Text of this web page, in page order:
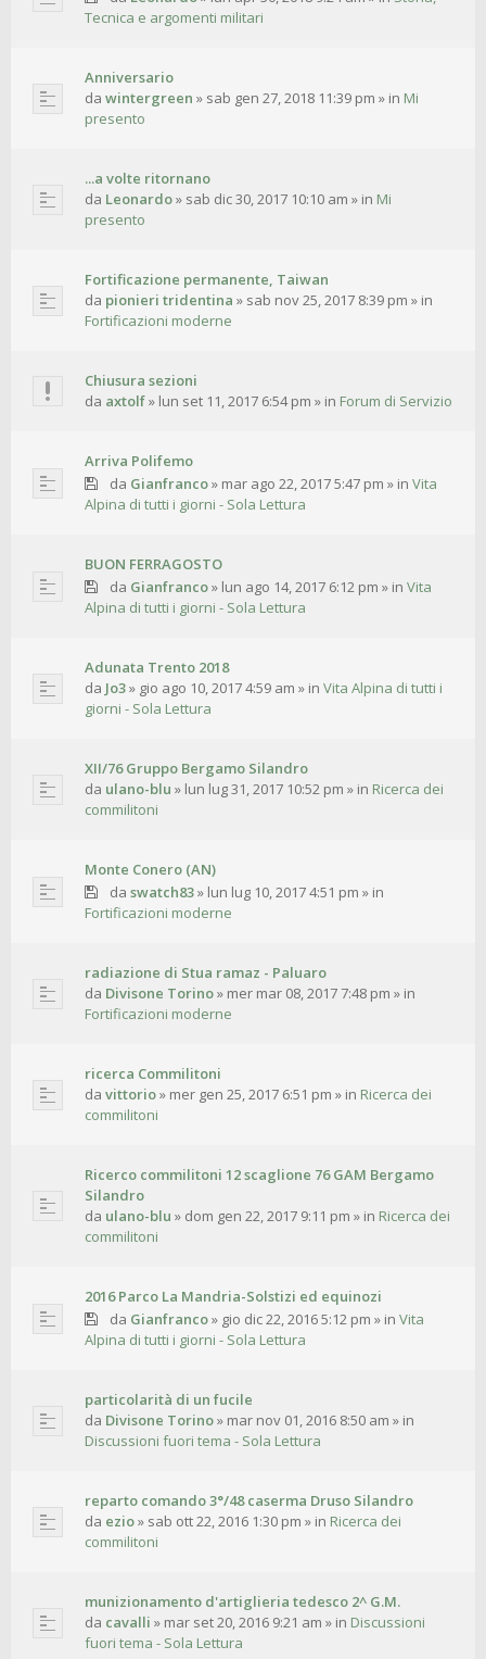
Tecnica e argomenti militari
Anniversario
da wintergreen » sab gen 27, 2018 11:39 pm » in Mi
presento
...a volte ritornano
da Leonardo» sab dic 30, 2017 10:10 am » in Mi
presento
Fortificazione permanente, Taiwan
da pionieri tridentina » sab nov 25, 2017 8:39 pm » in
Fortificazioni moderne
Chiusura sezioni
da axtolf» lun set 11, 2017 6:54 pm » in Forum di Servizio
Arriva Polifemo
da Gianfranco» mar ago 22, 2017 5:47 pm » in Vita
Alpina di tutti i giorni - Sola Lettura
BUON FERRAGOSTO
da Gianfranco» lun ago 14, 2017 6:12 pm » in Vita
Alpina di tutti i giorni - Sola Lettura
Adunata Trento 2018
da Jo3» gio ago 10, 2017 4:59 am » in Vita Alpina di tutti i
giorni - Sola Lettura
XII/76 Gruppo Bergamo Silandro
da ulano-blu » lun lug 31, 2017 10:52 pm » in Ricerca dei
commilitoni
Monte Conero (AN)
da swatch83» lun lug 10, 2017 4:51 pm » in
Fortificazioni moderne
radiazione di Stua ramaz - Paluaro
da Divisone Torino» mer mar 08, 2017 7:48 pm » in
Fortificazioni moderne
ricerca Commilitoni
da vittorio» mer gen 25, 2017 6:51 pm » in Ricerca dei
commilitoni
Ricerco commilitoni 12 scaglione 76 GAM Bergamo
Silandro
da ulano-blu » dom gen 22, 2017 9:11 pm » in Ricerca dei
commilitoni
2016 Parco La Mandria-Solstizi ed equinozi
da Gianfranco» gio dic 22, 2016 5:12 pm » in Vita
Alpina di tutti i giorni - Sola Lettura
particolarità di un fucile
da Divisone Torino» mar nov 01, 2016 8:50 am » in
Discussioni fuori tema - Sola Lettura
reparto comando 3°/48 caserma Druso Silandro
da ezio» sab ott 22, 2016 1:30 pm » in Ricerca dei
commilitoni
munizionamento d'artiglieria tedesco 2^ G.M.
da cavalli » mar set 20, 2016 9:21 am » in Discussioni
fuori tema - Sola Lettura